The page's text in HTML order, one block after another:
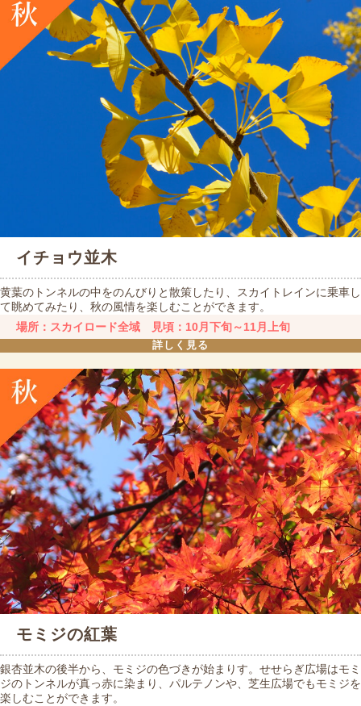
イチョウ並木
黄葉のトンネルの中をのんびりと散策したり、スカイトレインに乗車し
て眺めてみたり、秋の風情を楽しむことができます。
場所：スカイロード全域 見頃：10月下旬～11月上旬
詳しく見る
モミジの紅葉
銀杏並木の後半から、モミジの色づきが始まりす。せせらぎ広場はモミ
ジのトンネルが真っ赤に染まり、パルテノンや、芝生広場でもモミジを
楽しむことができます。